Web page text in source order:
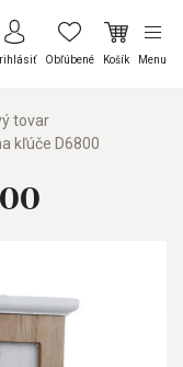
Obľúbené Košík Menu
tovar
kľúče D6800